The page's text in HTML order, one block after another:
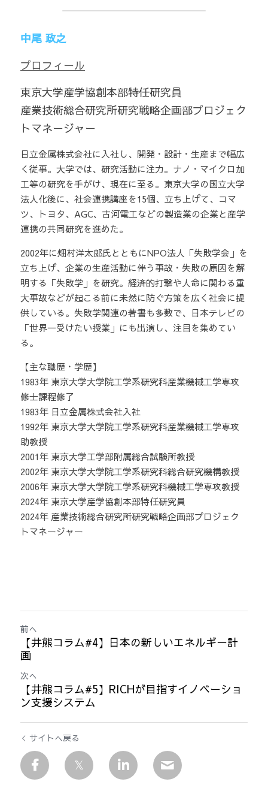
中尾 政之
プロフィール
東京大学産学協創本部特任研究員
産業技術総合研究所研究戦略企画部プロジェク
トマネージャー
日立金属株式会社に入社し、開発・設計・生産まで幅広
く従事。大学では、研究活動に注力。ナノ・マイクロ加
工等の研究を手がけ、現在に至る。東京大学の国立大学
法人化後に、社会連携講座を15個、立ち上げて、コマ
ツ、トヨタ、AGC、古河電工などの製造業の企業と産学
連携の共同研究を進めた。
2002年に畑村洋太郎氏とともにNPO法人「失敗学会」を
立ち上げ、企業の生産活動に伴う事故・失敗の原因を解
明する「失敗学」を研究。経済的打撃や人命に関わる重
大事故などが起こる前に未然に防ぐ方策を広く社会に提
供している。失敗学関連の著書も多数で、日本テレビの
「世界一受けたい授業」にも出演し、注目を集めてい
る。
【主な職歴・学歴】
1983年 東京大学大学院工学系研究科産業機械工学専攻
修士課程修了
1983年 日立金属株式会社入社
1992年 東京大学大学院工学系研究科産業機械工学専攻
助教授
2001年 東京大学工学部附属総合試験所教授
2002年 東京大学大学院工学系研究科総合研究機構教授
2006年 東京大学大学院工学系研究科機械工学専攻教授
2024年 東京大学産学協創本部特任研究員
2024年 産業技術総合研究所研究戦略企画部プロジェク
トマネージャー
前へ
【井熊コラム#4】日本の新しいエネルギー計
画
次へ
【井熊コラム#5】RICHが目指すイノベーショ
ン支援システム
サイトへ戻る